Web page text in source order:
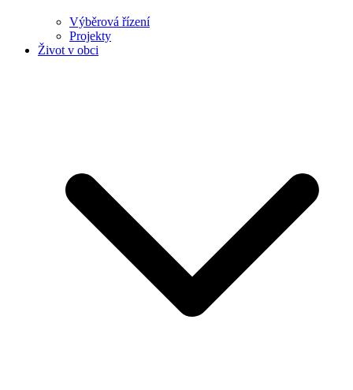
Výběrová řízení
Projekty
Život v obci